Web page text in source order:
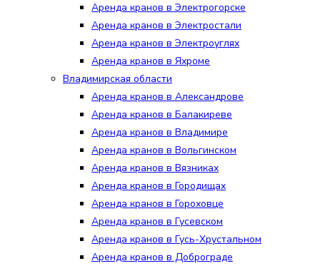
Аренда кранов в Электрогорске
Аренда кранов в Электростали
Аренда кранов в Электроуглях
Аренда кранов в Яхроме
Владимирская области
Аренда кранов в Александрове
Аренда кранов в Балакиреве
Аренда кранов в Владимире
Аренда кранов в Вольгинском
Аренда кранов в Вязниках
Аренда кранов в Городищах
Аренда кранов в Гороховце
Аренда кранов в Гусевском
Аренда кранов в Гусь-Хрустальном
Аренда кранов в Доброграде